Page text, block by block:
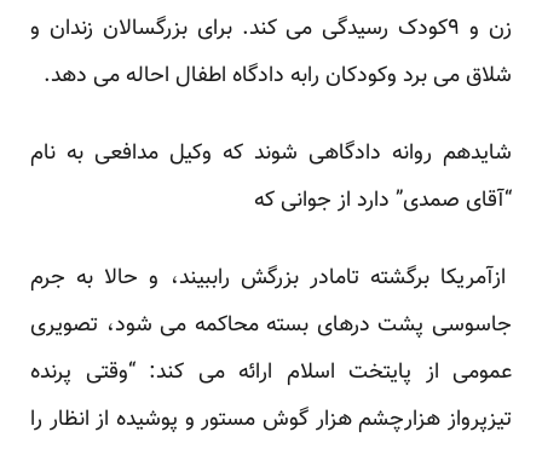
زن و ۹کودک رسیدگی می کند. برای بزرگسالان زندان و
شلاق می برد وکودکان رابه دادگاه اطفال احاله می دهد.
شایدهم روانه دادگاهی شوند که وکیل مدافعی به نام
“آقای صمدی” دارد از جوانی که
ازآمریکا برگشته تامادر بزرگش راببیند، و حالا به جرم
جاسوسی پشت درهای بسته محاکمه می شود، تصویری
عمومی از پایتخت اسلام ارائه می کند: “وقتی پرنده
تیزپرواز هزارچشم هزار گوش مستور و پوشیده از انظار را